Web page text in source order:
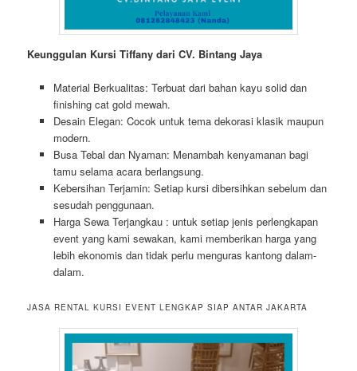
Keunggulan Kursi Tiffany dari CV. Bintang Jaya
Material Berkualitas: Terbuat dari bahan kayu solid dan
finishing cat gold mewah.
Desain Elegan: Cocok untuk tema dekorasi klasik maupun
modern.
Busa Tebal dan Nyaman: Menambah kenyamanan bagi
tamu selama acara berlangsung.
Kebersihan Terjamin: Setiap kursi dibersihkan sebelum dan
sesudah penggunaan.
Harga Sewa Terjangkau : untuk setiap jenis perlengkapan
event yang kami sewakan, kami memberikan harga yang
lebih ekonomis dan tidak perlu menguras kantong dalam-
dalam.
JASA RENTAL KURSI EVENT LENGKAP SIAP ANTAR JAKARTA